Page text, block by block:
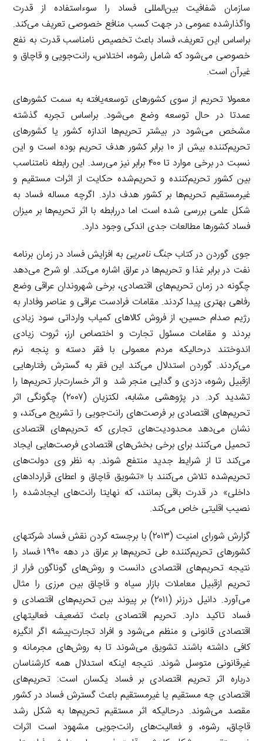
سازمان شفافیت بین‌المللی فساد را سوءاستفاده از قدرت
واگذارشده عمومی در جهت کسب منافع خصوصی تعریف می‌کند.
براساس این تعریف، فساد باعث تخصیص نامناسب قدرت به نفع
خصوصی می‌شود که شامل رشوه، اختلاس، رانت‌جویی و قاچاق و
غیرآن است.
معمولا تحریم از سوی کشورهای توسعه‌یافته به سمت کشورهای
عمدتا در حال توسعه وضع می‌شود. براساس تجربه گذشته
مشخص می‌شود در بیشتر تحریم‌ها اندازه کشور یا کشورهای
تحریم‌کننده بیش از ۱۰ برابر کشور هدف تحریم بوده است و این
نسبت در برخی موارد تا ۴۰۰ برابر نیز می‌رسد. این رابطه نامتناسب
بین کشور تحریم‌کننده و تحریم‌شده حکایت از اثرات مستقیم و
غیرمستقیم تحریم‌ها بر کشور هدف دارد. اگرچه مساله فساد به
شکل علمی بررسی شده است اما دررابطه با اثر تحریم‌ها بر میزان
فساد کشورها مطالعات جدی اندکی وجود دارد.
جوی گوردن در کتابجنگ نامریی به افزایش فساد در زمان برنامه
نفت در برابر غذا و تحریم‌ها در عراق اشاره می‌کند. او شرح می‌دهد
چگونه در زمان تحریم‌های اقتصادی، برخی شهروندان عراقی وضع
رفاهی بهتری پیدا کردند. مقامات فرادست عراقی و عناصر وفادار به
رژیم صدام حسین، از فروش کالاهای کمیاب وارداتی سود زیادی
بردند و مقامات مسئول تجارت و اختصاص ارز، ثروت زیادی
اندوختند درحالیکه مردم معمولی با فقر دسته و پنجه نرم
می‌کردند. گوردن استدلال می‌کند این فقر به گسترش رفتارهایی
ازقبیل رشوه، دزدی و گدایی منجر شد و اثر خسارت‌بار تحریم‌ها را
تشدید کرد. در پژوهشی مشابه، لکتزیان (۲۰۰۷) چگونگی اثر
تحریم‌های اقتصادی بر فرصت‌های رانت‌جویی را تشریح می‌کند، و
نشان می‌دهد محدودیت‌های تجاری که تحریم‌های اقتصادی
تحمیل می‌کنند برای برخی بخش‌های اقتصادی فرصت‌هایی ایجاد
می‌کند تا از شرایط جدید منتفع شوند. به نظر وی دولت‌های
تحریم‌شده تلاش می‌کنند با «تشویق قاچاق و اعطای قراردادهای
داخلی» در قدرت باقی بمانند، که نهایتا رانت‌های ایجادشده را
نصیب اقلیتی خاص می‌کند.
گزارش شورای امنیت (۲۰۱۳) با برجسته کردن نقش فساد شرکتهای
کشورهای تحریم‌کننده طی تحریم‌ها بر عراق در دهه ۱۹۹۰ فساد را
نتیجه تحریم‌های اقتصادی دانست و روش‌های گوناگون فرار از
تحریم ازقبیل معاملات بازار سیاه و قاچاق بین مرزی را مثال
می‌آورد. دانیل درزنر (۲۰۱۱) بر پیوند بین تحریم‌های اقتصادی و
فساد تاکید دارد. تحریم اقتصادی باعث تضعیف فعالیتهای
اقتصادی قانونی و منظم می‌شود و افراد تجارت‌پیشه اگر انگیزه
کافی داشته باشند تشویق می‌شوند تا به روش‌های مجرمانه و
غیرقانونی متوسل شوند. نتیجه اینکه استدلال همه کارشناسان
درباره اثر تحریم اقتصادی بر فساد یکسان است: تحریم‌های
اقتصادی چه مستقیم یا غیرمستقیم باعث گسترش فساد در کشور
مقصد می‌شوند. درحالیکه اثر مستقیم تحریم‌ها به شکل رشد
قاچاق، رشوه، و فعالیت‌های رانت‌جویی مشهود است اثرات